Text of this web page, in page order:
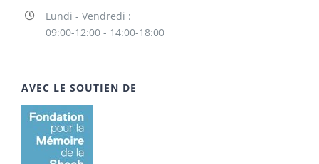
Lundi - Vendredi :
09:00-12:00 - 14:00-18:00
AVEC LE SOUTIEN DE